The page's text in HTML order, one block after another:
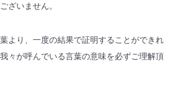
ざいません。
より、一度の結果で証明することができれ
々が呼んでいる言葉の意味を必ずご理解頂